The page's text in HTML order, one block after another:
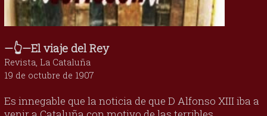
—👆—El viaje del Rey
Revista, La Cataluña
19 de octubre de 1907
Es innegable que la noticia de que D Alfonso XIII iba a